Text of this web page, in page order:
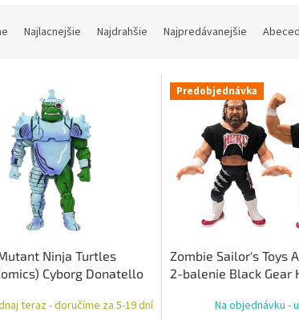
Najlacnejšie Najdrahšie Najpredávanejšie
Ninja Turtles
Cyborg Donatello
teraz - doručíme za 5-19 dní
Predobjednávka
Zombie Sailor's Toys
2-balenie Black Gear
Na objednávku -